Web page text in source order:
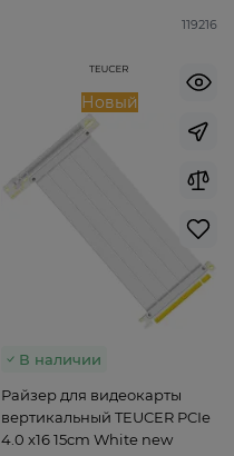
119216
Новый
В наличии
Райзер для видеокарты
вертикальный TEUCER PCIe
4.0 x16 15cm White new